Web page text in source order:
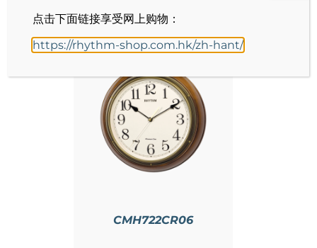
CMH722CR06
点击下面链接享受网上购物：
https://rhythm-shop.com.hk/zh-hant/